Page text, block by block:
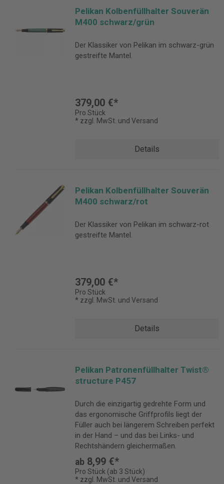
Pelikan Kolbenfüllhalter Souverän
M400 schwarz/grün
Der Klassiker von Pelikan im schwarz-grün
gestreifte Mantel.
379,00 €*
Pro Stück
* zzgl. MwSt. und Versand
Details
Pelikan Kolbenfüllhalter Souverän
M400 schwarz/rot
Der Klassiker von Pelikan im schwarz-rot
gestreifte Mantel.
379,00 €*
Pro Stück
* zzgl. MwSt. und Versand
Details
Pelikan Patronenfüllhalter Twist®
structure P457
Durch die einzigartig gedrehte Form und
das ergonomische Griffprofils liegt der
Füller auch bei längerem Schreiben perfekt
in der Hand – und das bei Links- und
Rechtshändern gleichermaßen.
ab 8,99 €*
Pro Stück (ab 3 Stück)
* zzgl. MwSt. und Versand